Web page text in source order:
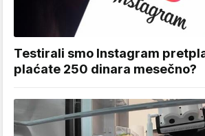
Testirali smo Instagram
plaćate 250 dinara mesečno?